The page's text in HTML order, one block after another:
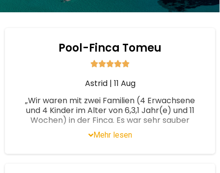
Pool-Finca Tomeu
Astrid | 11 Aug
„Wir waren mit zwei Familien (4 Erwachsene
und 4 Kinder im Alter von 6,3,1 Jahr(e) und 11
Wochen) in der Finca. Es war sehr sauber
und die Finca ist wirklich super
ausgestattet! Perfekt für einen Urlaub mit
Mehr lesen